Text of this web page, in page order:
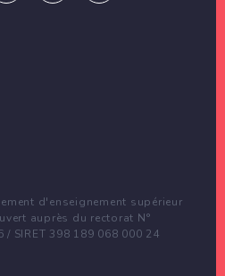
d'enseignement supérieur
auprès du rectorat N°
SIRET 398 189 068 000 24